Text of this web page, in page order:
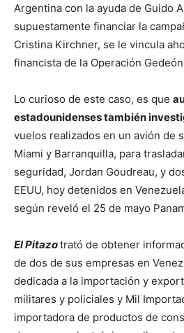
Argentina con la ayuda de Guido
supuestamente financiar la
Cristina Kirchner, se le vincula
financista de la Operación
Lo curioso de este caso, es que
estadounidenses también
vuelos realizados en un avión de
Miami y Barranquilla, para
seguridad, Jordan Goudreau, y
EEUU, hoy detenidos en
según reveló el 25 de mayo
El Pitazotrató de obtener
de dos de sus empresas en
dedicada a la importación y
militares y policiales y Mil
importadora de productos de